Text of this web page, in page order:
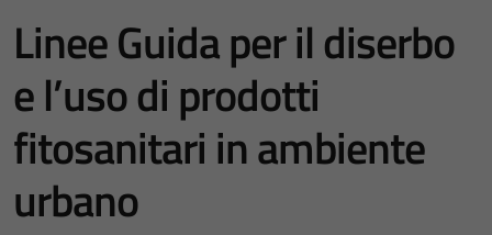
Linee Guida per il diserbo
e l’uso di prodotti
fitosanitari in ambiente
urbano